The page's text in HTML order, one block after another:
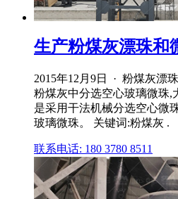
生产粉煤灰漂珠和
2015年12月9日 · 粉煤灰漂
粉煤灰中分选空心玻璃微珠,
是采用干法机械分选空心微
玻璃微珠。 关键词:粉煤灰 .
联系电话: 180 3780 8511